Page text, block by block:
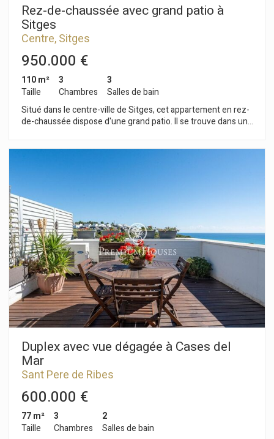
Rez-de-chaussée avec grand patio à
Sitges
Centre, Sitges
950.000 €
110 m²
Taille
3
Chambres
3
Salles de bain
Situé dans le centre-ville de Sitges, cet appartement en rez-
de-chaussée dispose d'une grand patio. Il se trouve dans une
trois chambres doubles, dont une avec salle de bain privative
avec accès à un balcon ainsi que les autres pièces. Toutes les
chambres disposent de placards intégrés. Une salle de bain
complète dessert les autres chambres. Au même étage, une
galerie abrite la buanderie. Ce logement est situé dans le
centre-ville de Sitges, un quartier caractérisé par la proximité
de tous les services et de la plage. Le centre-ville de Sitges
est animé toute l'année, vous permettant de profiter
pleinement des festivités de la ville.
Duplex avec vue dégagée à Cases del
Mar
Sant Pere de Ribes
600.000 €
77 m²
Taille
3
Chambres
2
Salles de bain